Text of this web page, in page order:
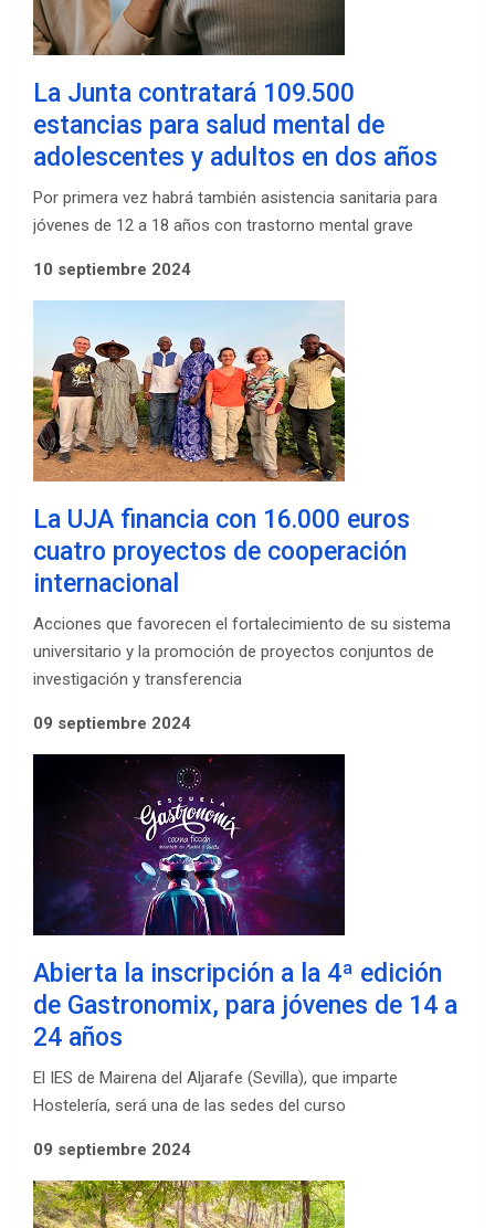
La Junta contratará 109.500
estancias para salud mental de
adolescentes y adultos en dos años
Por primera vez habrá también asistencia sanitaria para
jóvenes de 12 a 18 años con trastorno mental grave
10 septiembre 2024
La UJA financia con 16.000 euros
cuatro proyectos de cooperación
internacional
Acciones que favorecen el fortalecimiento de su sistema
universitario y la promoción de proyectos conjuntos de
investigación y transferencia
09 septiembre 2024
Abierta la inscripción a la 4ª edición
de Gastronomix, para jóvenes de 14 a
24 años
El IES de Mairena del Aljarafe (Sevilla), que imparte
Hostelería, será una de las sedes del curso
09 septiembre 2024